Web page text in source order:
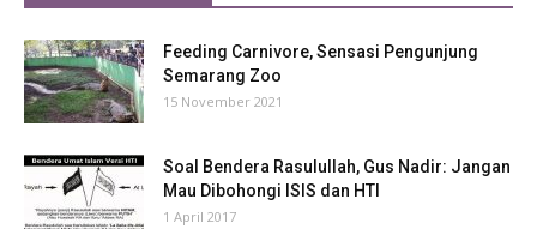
Feeding Carnivore, Sensasi Pengunjung
Semarang Zoo
15 November 2021
Soal Bendera Rasulullah, Gus Nadir: Jangan
Mau Dibohongi ISIS dan HTI
1 April 2017